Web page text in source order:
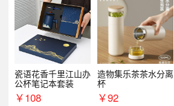
瓷语花香千里江山办
公杯笔记本套装
￥108
造物集乐茶茶水分离
杯
￥92